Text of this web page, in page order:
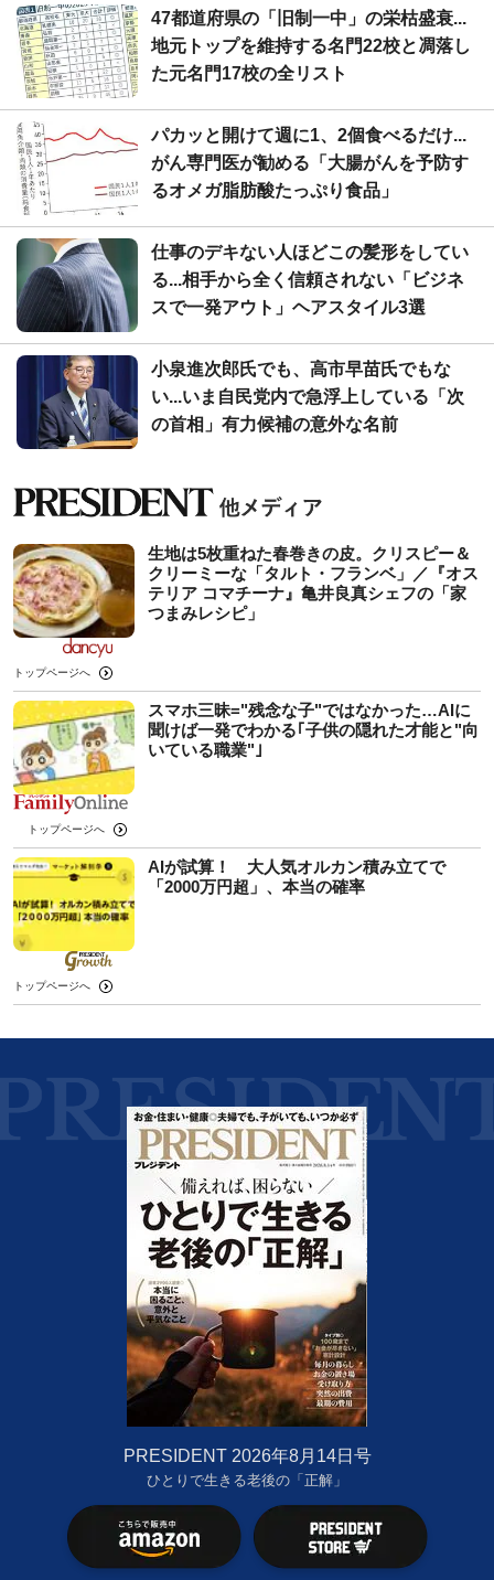
47都道府県の「旧制一中」の栄枯盛衰...
地元トップを維持する名門22校と凋落し
た元名門17校の全リスト
パカッと開けて週に1、2個食べるだけ...
がん専門医が勧める「大腸がんを予防す
るオメガ脂肪酸たっぷり食品」
仕事のデキない人ほどこの髪形をしてい
る...相手から全く信頼されない「ビジネ
スで一発アウト」ヘアスタイル3選
小泉進次郎氏でも、高市早苗氏でもな
い...いま自民党内で急浮上している「次
の首相」有力候補の意外な名前
生地は5枚重ねた春巻きの皮。クリスピー＆
クリーミーな「タルト・フランベ」／『オス
テリア コマチーナ』亀井良真シェフの「家
つまみレシピ」
トップページへ
スマホ三昧="残念な子"ではなかった…AIに
聞けば一発でわかる｢子供の隠れた才能と"向
いている職業"｣
トップページへ
AIが試算！ 大人気オルカン積み立てで
「2000万円超」、本当の確率
トップページへ
PRESIDENT 2026年8月14日号
ひとりで生きる老後の「正解」